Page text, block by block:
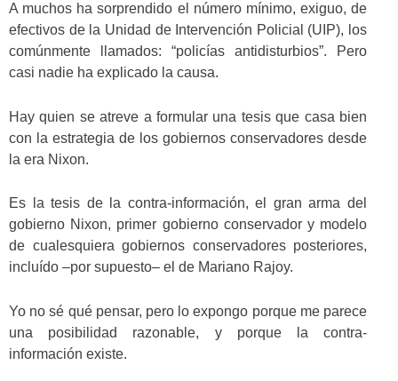
A muchos ha sorprendido el número mínimo, exiguo, de
efectivos de la Unidad de Intervención Policial (UIP), los
comúnmente llamados: “policías antidisturbios”. Pero
casi nadie ha explicado la causa.
Hay quien se atreve a formular una tesis que casa bien
con la estrategia de los gobiernos conservadores desde
la era Nixon.
Es la tesis de la contra-información, el gran arma del
gobierno Nixon, primer gobierno conservador y modelo
de cualesquiera gobiernos conservadores posteriores,
incluído –por supuesto– el de Mariano Rajoy.
Yo no sé qué pensar, pero lo expongo porque me parece
una posibilidad razonable, y porque la contra-
información existe.